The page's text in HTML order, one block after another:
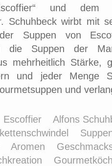
und dem
Schuhbeck wirbt mit
Suppen von
die Suppen der
mehrheitlich Stärke,
und jeder Menge
und
Escoffier
Alfons
Aromen